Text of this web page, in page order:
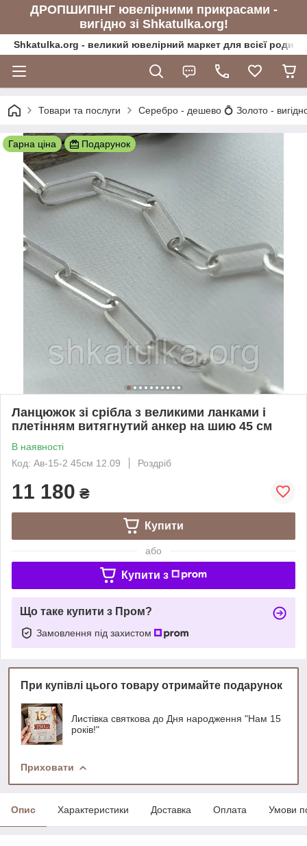
ДРОПШИПІНГ ювелірними прикрасами -
вигідно зі Shkatulka.org!
Shkatulka.org - великий ювелірний маркет для всієї
Товари та послуги Серебро - дешево 💍 Золото -
Гарна ціна Подарунок
Ланцюжок зі срібла з великими ланками і
плетінням витягнутий анкер на шию 45 см
В наявності
Код: Ав-15-2 45см 12.09
Роздріб
11 180 ₴
Купити
або
Купити з
Що таке купити з Пром?
Замовлення під захистом
При купівлі цього товару отримайте подарунок
Листівка святкова до Дня народження "Нам 15
років!"
Приховати
Опис Характеристики Доставка Оплата Умови